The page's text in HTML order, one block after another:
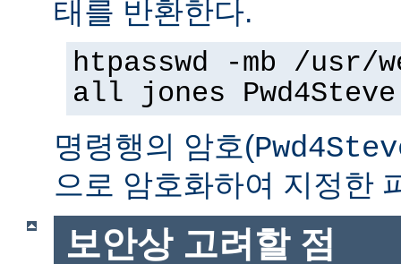
태를 반환한다.
htpasswd -mb /usr/
all jones Pwd4Steve
명령행의 암호(
으로 암호화하여 지정한
보안상 고려할 점